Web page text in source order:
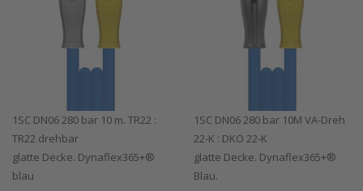
1SC DN06 280 bar 10 m. TR22 :
TR22 drehbar
glatte Decke. Dynaflex365+®
blau
1SC DN06 280 bar 10M VA-Dreh
22-K : DKO 22-K
glatte Decke. Dynaflex365+®
Blau.